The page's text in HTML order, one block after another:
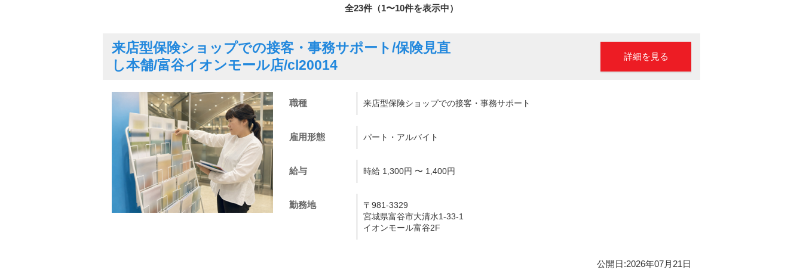
全23件（1〜10件を表示中）
来店型保険ショップでの接客・事務サポート/保険見直
し本舗/富谷イオンモール店/cl20014
詳細を見る
職種 来店型保険ショップでの接客・事務サポート
雇用形態 パート・アルバイト
給与 時給 1,300円 〜 1,400円
勤務地
〒981-3329
宮城県富谷市大清水1-33-1
イオンモール富谷2F
公開日:2026年07月21日